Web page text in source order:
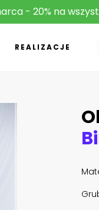
- 20% na
REALIZACJE